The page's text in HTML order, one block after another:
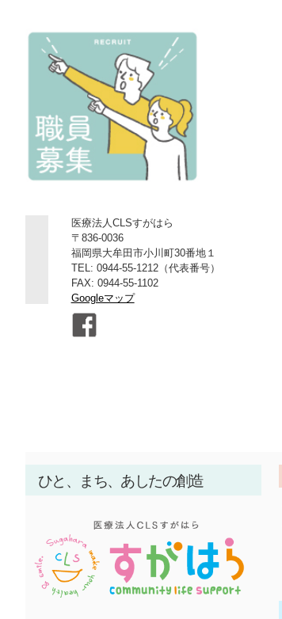
医療法人CLSすがはら
〒836-0036
福岡県大牟田市小川町30番地１
TEL: 0944-55-1212（代表番号）
FAX: 0944-55-1102
Googleマップ
ひと、まち、あしたの創造